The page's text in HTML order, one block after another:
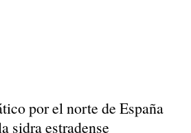
por el norte de España
sidra estradense